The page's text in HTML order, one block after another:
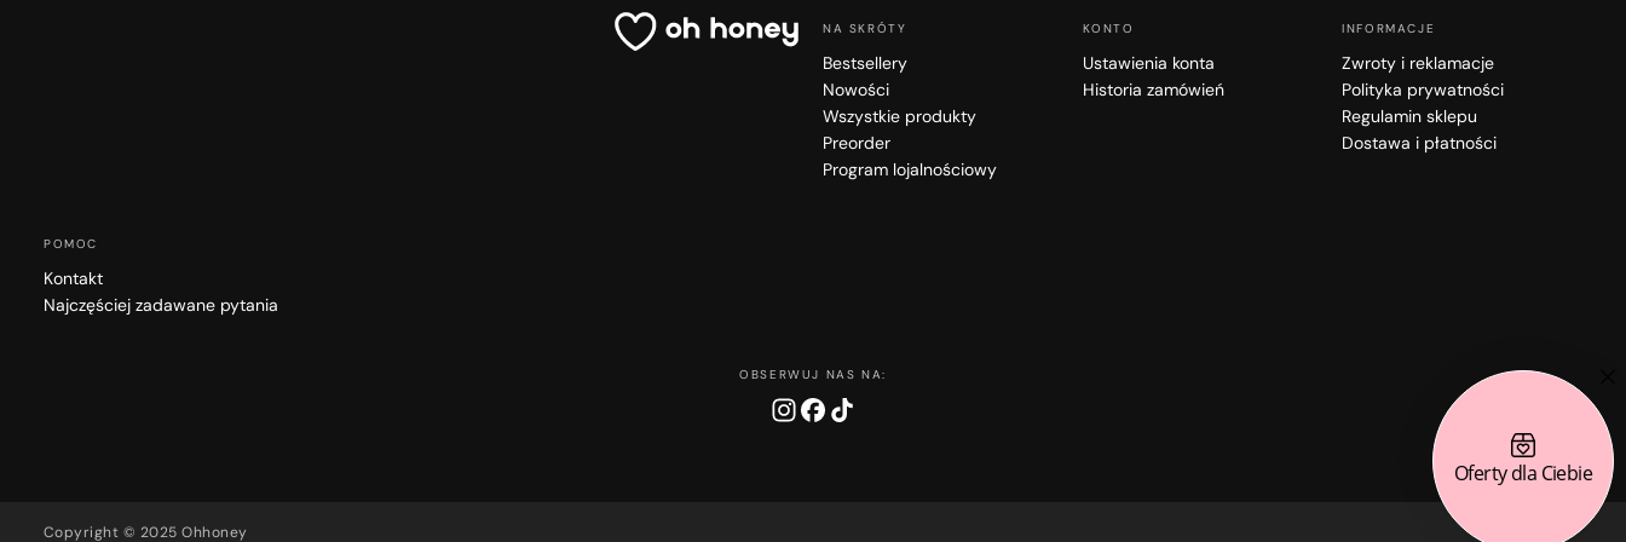
NA SKRÓTY
Bestsellery
Nowości
Wszystkie produkty
Preorder
Program lojalnościowy
KONTO
Ustawienia konta
Historia zamówień
INFORMACJE
Zwroty i reklamacje
Polityka prywatności
Regulamin sklepu
Dostawa i płatności
POMOC
Kontakt
Najczęściej zadawane pytania
OBSERWUJ NAS NA:
Copyright © 2025 Ohhoney